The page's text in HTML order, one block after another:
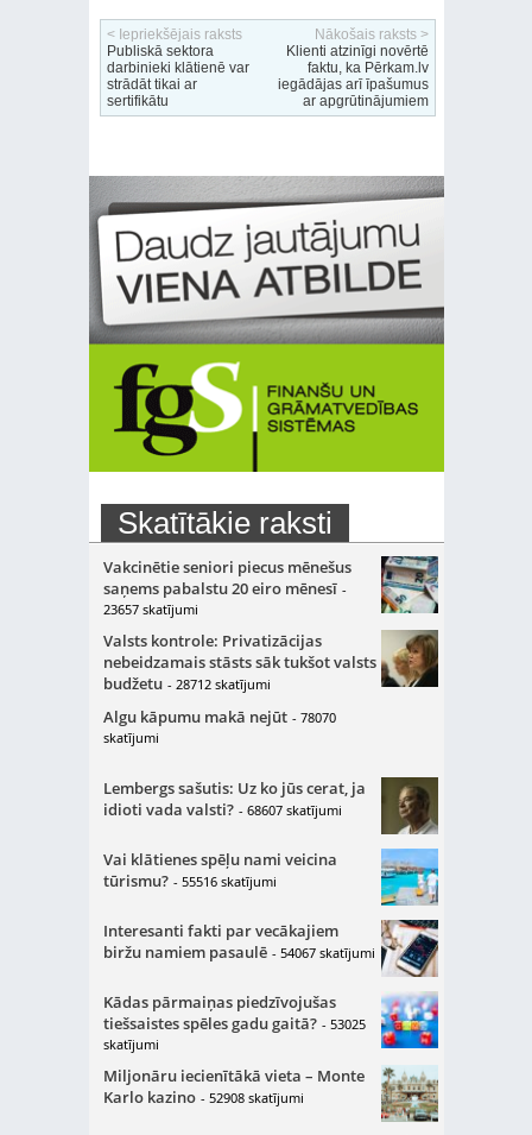
< Iepriekšējais raksts
Publiskā sektora
darbinieki klātienē var
strādāt tikai ar
sertifikātu
Nākošais raksts >
Klienti atzinīgi novērtē
faktu, ka Pērkam.lv
iegādājas arī īpašumus
ar apgrūtinājumiem
Skatītākie raksti
Vakcinētie seniori piecus mēnešus
saņems pabalstu 20 eiro mēnesī -
23657 skatījumi
Valsts kontrole: Privatizācijas
nebeidzamais stāsts sāk tukšot valsts
budžetu - 28712 skatījumi
Algu kāpumu makā nejūt - 78070
skatījumi
Lembergs sašutis: Uz ko jūs cerat, ja
idioti vada valsti? - 68607 skatījumi
Vai klātienes spēļu nami veicina
tūrismu? - 55516 skatījumi
Interesanti fakti par vecākajiem
biržu namiem pasaulē - 54067 skatījumi
Kādas pārmaiņas piedzīvojušas
tiešsaistes spēles gadu gaitā? - 53025
skatījumi
Miljonāru iecienītākā vieta – Monte
Karlo kazino - 52908 skatījumi